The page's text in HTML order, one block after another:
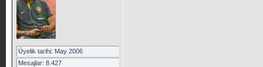
Üyelik tarihi: May 2006
Mesajlar: 8.427